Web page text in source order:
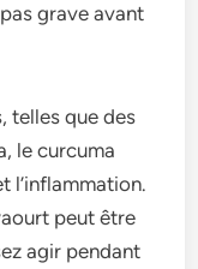
grave avant
telles que des
le curcuma
l’inflammation.
peut être
agir pendant